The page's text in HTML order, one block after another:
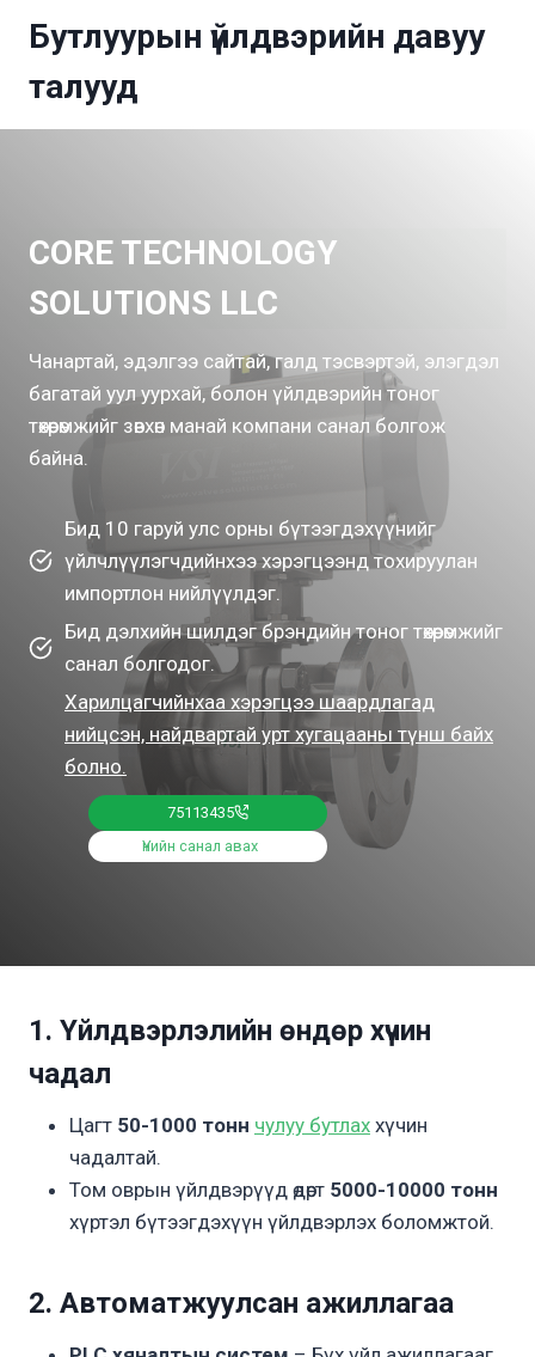
Бутлуурын үйлдвэрийн давуу
талууд
CORE TECHNOLOGY
SOLUTIONS LLC
Чанартай, эдэлгээ сайтай, галд тэсвэртэй, элэгдэл
багатай уул уурхай, болон үйлдвэрийн тоног
төхөөрөмжийг зөвхөн манай компани санал болгож
байна.
Бид 10 гаруй улс орны бүтээгдэхүүнийг
үйлчлүүлэгчдийнхээ хэрэгцээнд тохируулан
импортлон нийлүүлдэг.
Бид дэлхийн шилдэг брэндийн тоног төхөөрөмжийг
санал болгодог.
Харилцагчийнхаа хэрэгцээ шаардлагад
нийцсэн, найдвартай урт хугацааны түнш байх
болно.
75113435
Үнийн санал авах
1. Үйлдвэрлэлийн өндөр хүчин
чадал
Цагт 50-1000 тонн чулуу бутлах хүчин
чадалтай.
Том оврын үйлдвэрүүд өдөрт 5000-10000 тонн
хүртэл бүтээгдэхүүн үйлдвэрлэх боломжтой.
2. Автоматжуулсан ажиллагаа